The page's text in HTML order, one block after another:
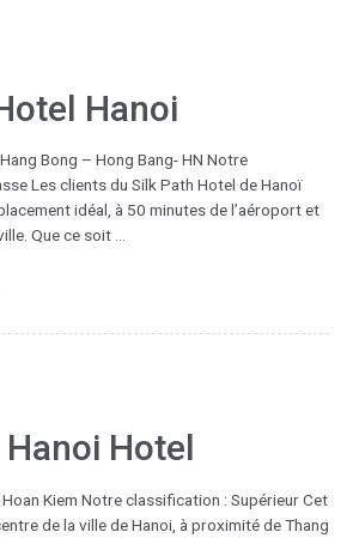
Hanoi
Bong – Hong Bang- HN Notre
Les clients du Silk Path Hotel de Hanoï
idéal, à 50 minutes de l’aéroport et
Que ce soit …
Hotel
Kiem Notre classification : Supérieur Cet
de la ville de Hanoi, à proximité de Thang